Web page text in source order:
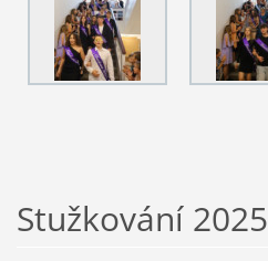
Stužkování 2025